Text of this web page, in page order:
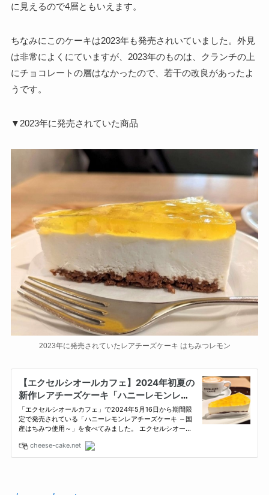
に見えるので4層ともいえます。
ちなみにこのケーキは2023年も発売されいていました。外見
は非常によくにていますが、2023年のものは、クランチの上
にチョコレートの層はなかったので、若干の改良があったよ
うです。
▼2023年に発売されていた商品
2023年に発売されていたレアチーズケーキ はちみつレモン